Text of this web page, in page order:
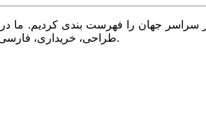
جهان را فهرست بندی کردیم. ما در
طراحی، خریداری، فارسی سازی و عرضه می کنیم. با نیوزپاور همیشه وب سایت خود را بروز و پویا نگه دارید.